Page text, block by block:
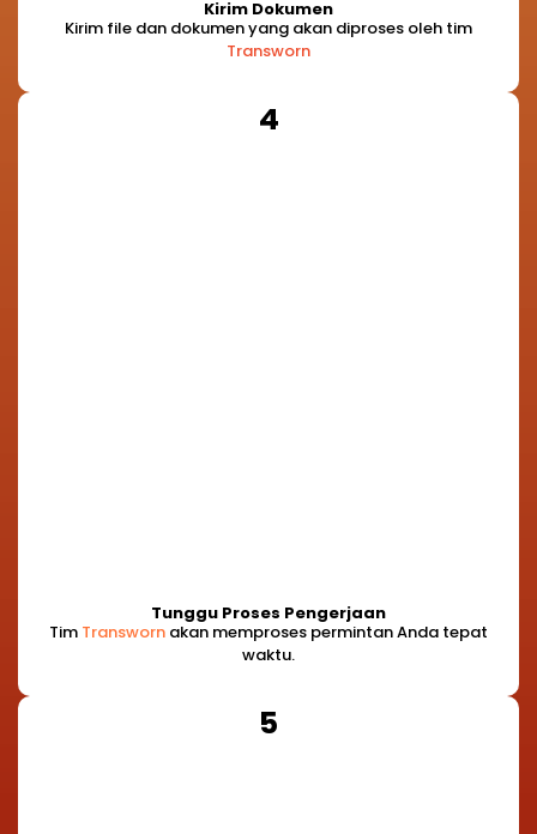
Kirim Dokumen
Kirim file dan dokumen yang akan diproses oleh tim
Transworn
4
Tunggu Proses Pengerjaan
Tim Transworn akan memproses permintan Anda tepat
waktu.
5